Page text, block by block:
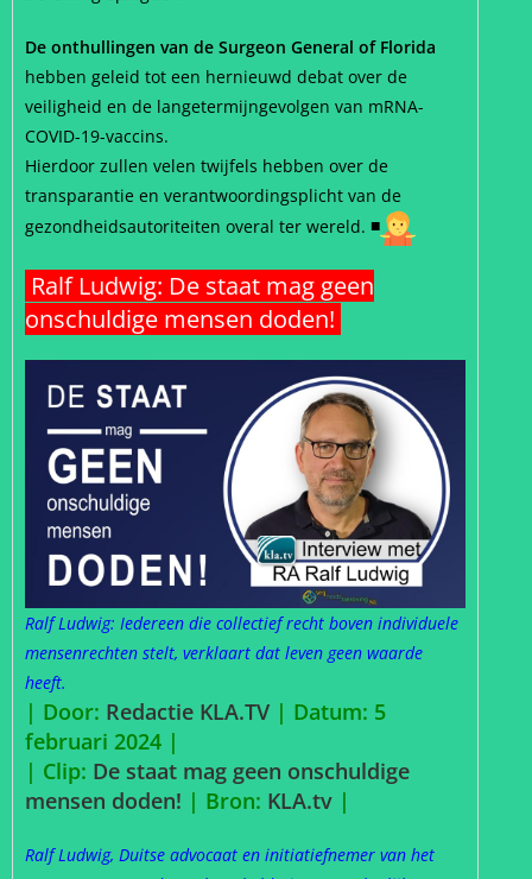
De onthullingen van de Surgeon General of Florida
hebben geleid tot een hernieuwd debat over de
veiligheid en de langetermijngevolgen van mRNA-
COVID-19-vaccins.
Hierdoor zullen velen twijfels hebben over de
transparantie en verantwoordingsplicht van de
gezondheidsautoriteiten overal ter wereld. ■
Ralf Ludwig: De staat mag geen
onschuldige mensen doden!
Ralf Ludwig: Iedereen die collectief recht boven individuele
mensenrechten stelt, verklaart dat leven geen waarde
heeft.
| Door: Redactie KLA.TV | Datum: 5
februari 2024 |
| Clip: De staat mag geen onschuldige
mensen doden! | Bron: KLA.tv |
Ralf Ludwig, Duitse advocaat en initiatiefnemer van het